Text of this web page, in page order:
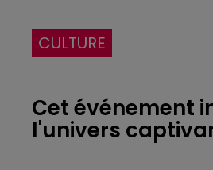
CULTURE
Cet événement
l'univers